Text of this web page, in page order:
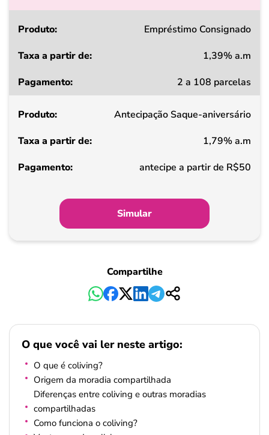
Produto
a
de
Pagamento
Empréstimo Consignado
1,39% a.m
2 a 108 parcelas
Antecipação Saque-aniversário
1,79% a.m
antecipe a partir de R$50
Simular
Compartilhe
O que você vai ler neste artigo:
O que é coliving?
Origem da moradia compartilhada
Diferenças entre coliving e outras moradias
compartilhadas
Como funciona o coliving?